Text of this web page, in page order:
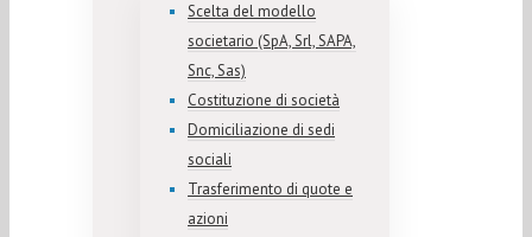
Scelta del modello
societario (SpA, Srl, SAPA,
Snc, Sas)
Costituzione di società
Domiciliazione di sedi
sociali
Trasferimento di quote e
azioni